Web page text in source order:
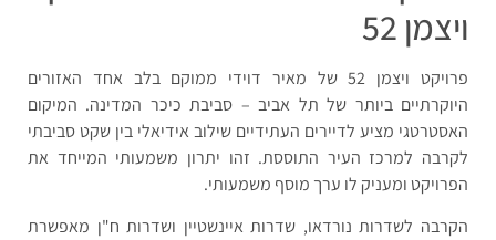
ויצמן 52
פרויקט ויצמן 52 של מאיר דוידי ממוקם בלב אחד האזורים
היוקרתיים ביותר של תל אביב – סביבת כיכר המדינה. המיקום
האסטרטגי מציע לדיירים העתידיים שילוב אידיאלי בין שקט סביבתי
לקרבה למרכז העיר התוססת. זהו יתרון משמעותי המייחד את
הפרויקט ומעניק לו ערך מוסף משמעותי.
הקרבה לשדרות נורדאו, שדרות איינשטיין ושדרות ח"ן מאפשרת